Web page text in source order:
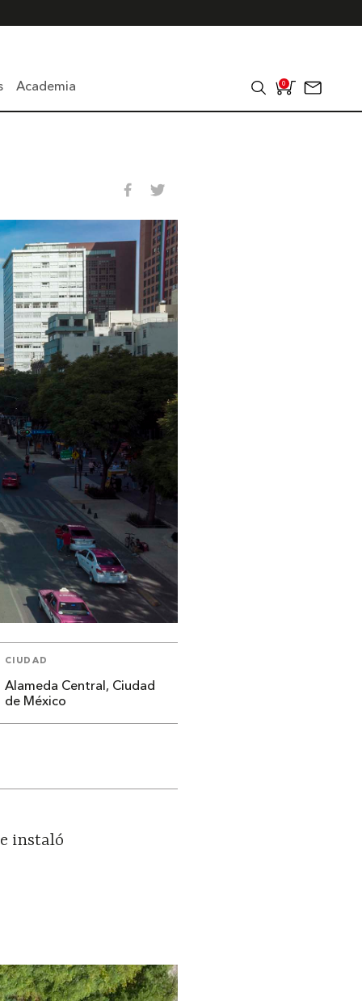
Academia 0
CIUDAD
Alameda Central, Ciudad
de México
instaló